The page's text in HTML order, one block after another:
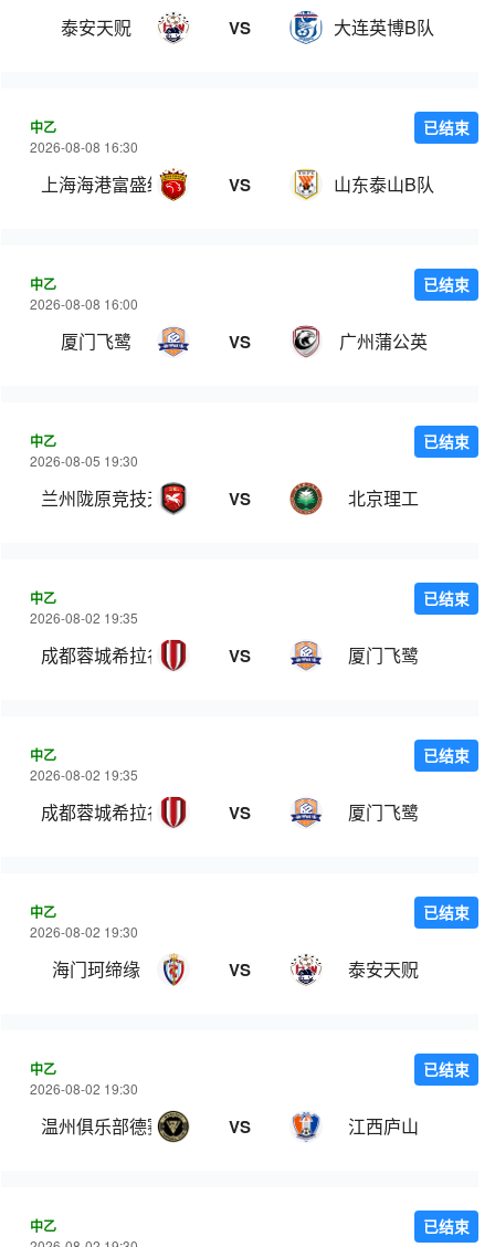
泰安天贶 VS 大连英博B队
中乙
2026-08-08 16:30
上海海港富盛经开 VS 山东泰山B队
已结束
中乙
2026-08-08 16:00
厦门飞鹭 VS 广州蒲公英
已结束
中乙
2026-08-05 19:30
兰州陇原竞技天佑德 VS 北京理工
已结束
中乙
2026-08-02 19:35
成都蓉城希拉谷 VS 厦门飞鹭
已结束
中乙
2026-08-02 19:35
成都蓉城希拉谷 VS 厦门飞鹭
已结束
中乙
2026-08-02 19:30
海门珂缔缘 VS 泰安天贶
已结束
中乙
2026-08-02 19:30
温州俱乐部德赛 VS 江西庐山
已结束
中乙 已结束